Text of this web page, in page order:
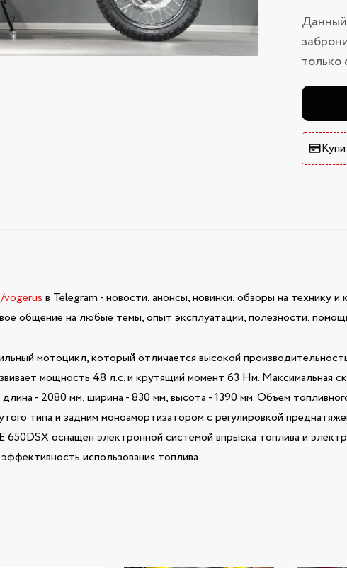
только
в Telegram - новости, анонсы, новинки, обзоры на технику и
общение на любые темы, опыт эксплуатации, полезности,
мотоцикл, который отличается высокой
мощность 48 л.с. и крутящий момент 63 Нм. Максимальная
длина - 2080 мм, ширина - 830 мм, высота - 1390 мм. Объем
типа и задним моноамортизатором с регулировкой
оснащен электронной системой впрыска топлива и
использования топлива.